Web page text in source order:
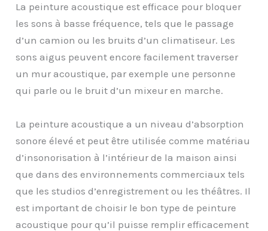
La peinture acoustique est efficace pour bloquer
les sons à basse fréquence, tels que le passage
d’un camion ou les bruits d’un climatiseur. Les
sons aigus peuvent encore facilement traverser
un mur acoustique, par exemple une personne
qui parle ou le bruit d’un mixeur en marche.
La peinture acoustique a un niveau d’absorption
sonore élevé et peut être utilisée comme matériau
d’insonorisation à l’intérieur de la maison ainsi
que dans des environnements commerciaux tels
que les studios d’enregistrement ou les théâtres. Il
est important de choisir le bon type de peinture
acoustique pour qu’il puisse remplir efficacement